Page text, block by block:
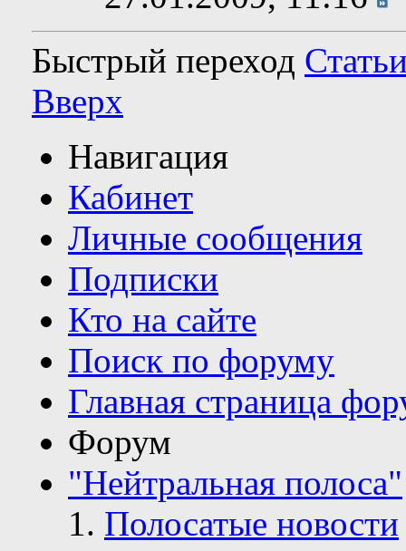
Быстрый переход
Вверх
Навигация
Кабинет
Личные сообщения
Подписки
Кто на сайте
Поиск по форуму
Главная страница
Форум
"Нейтральная полоса"
Полосатые новости